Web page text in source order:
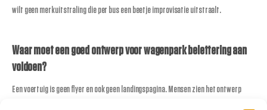
wilt geen merkuitstraling die per bus een beetje improvisatie uitstraalt.
Waar moet een goed ontwerp voor wagenpark belettering aan
voldoen?
Een voertuig is geen flyer en ook geen landingspagina. Mensen zien het ontwerp